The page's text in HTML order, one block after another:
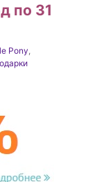
по 31
Pony